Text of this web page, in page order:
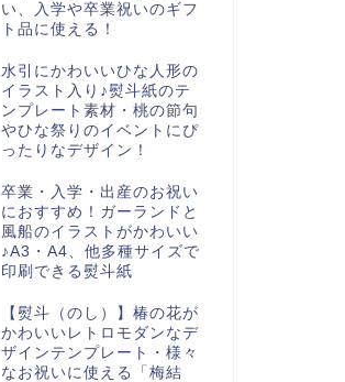
い、入学や卒業祝いのギフ
ト品に使える！
水引にかわいいひな人形の
イラスト入り♪熨斗紙のテ
ンプレート素材・桃の節句
やひな祭りのイベントにぴ
ったりなデザイン！
卒業・入学・出産のお祝い
におすすめ！ガーランドと
風船のイラストがかわいい
♪A3・A4、他多種サイズで
印刷できる熨斗紙
【熨斗（のし）】椿の花が
かわいいレトロモダンなデ
ザインテンプレート・様々
なお祝いに使える「梅結